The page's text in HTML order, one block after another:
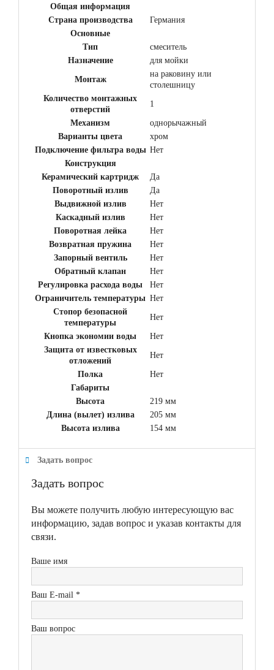
Общая информация
Страна производства
Германия
Основные
Тип
смеситель
Назначение
для мойки
Монтаж
на раковину или
столешницу
Количество монтажных
отверстий
1
Механизм
однорычажный
Варианты цвета
хром
Подключение фильтра воды Нет
Конструкция
Керамический картридж
Да
Поворотный излив
Да
Выдвижной излив
Нет
Каскадный излив
Нет
Поворотная лейка
Нет
Возвратная пружина
Нет
Запорный вентиль
Нет
Обратный клапан
Нет
Регулировка расхода воды
Нет
Ограничитель температуры Нет
Стопор безопасной
температуры
Нет
Кнопка экономии воды
Нет
Защита от известковых
отложений
Нет
Полка
Нет
Габариты
Высота
219 мм
Длина (вылет) излива
205 мм
Высота излива
154 мм
Задать вопрос
Задать вопрос
Вы можете получить любую интересующую вас
информацию, задав вопрос и указав контакты для
связи.
Ваше имя
Ваш E-mail *
Ваш вопрос